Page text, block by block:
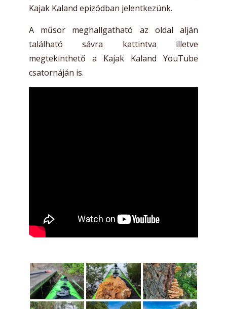
Kajak Kaland epizódban jelentkezünk.
A műsor meghallgatható az oldal alján
található sávra kattintva illetve
megtekinthető a Kajak Kaland YouTube
csatornáján is.